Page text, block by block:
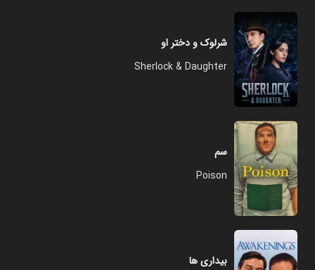
شرلوک و دختر او
Sherlock & Daughter
سم
Poison
بیداری ها